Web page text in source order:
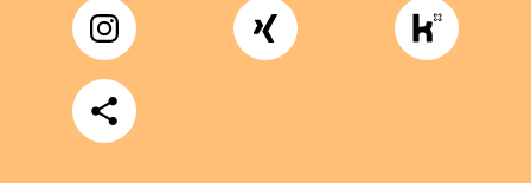
Instagram Xing
https://
rentenversicherung-
nordbayern6
Teilen